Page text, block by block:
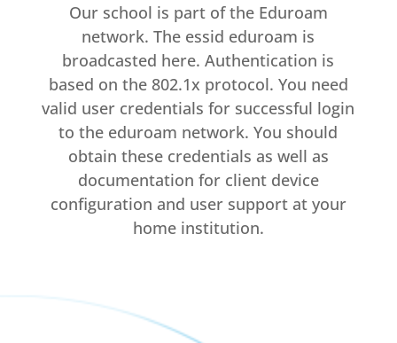
Our school is part of the Eduroam
network. The essid eduroam is
broadcasted here. Authentication is
based on the 802.1x protocol. You need
valid user credentials for successful login
to the eduroam network. You should
obtain these credentials as well as
documentation for client device
configuration and user support at your
home institution.